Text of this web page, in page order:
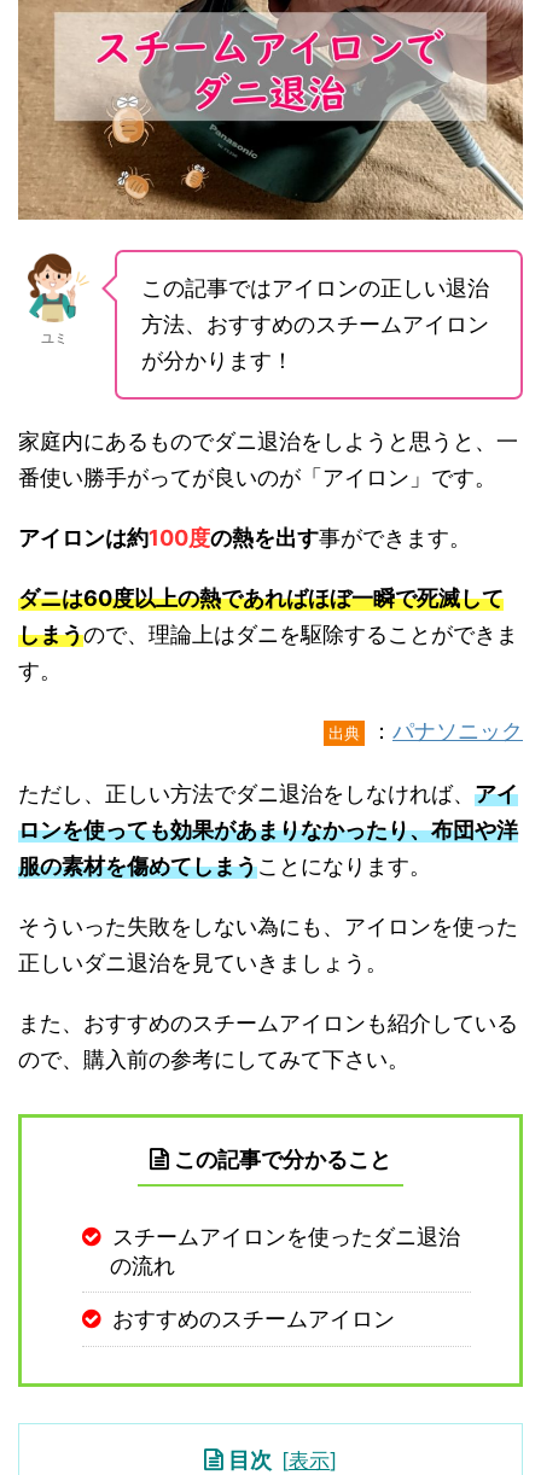
ユミ
この記事ではアイロンの正しい退治
方法、おすすめのスチームアイロン
が分かります！
家庭内にあるものでダニ退治をしようと思うと、一
番使い勝手がってが良いのが「アイロン」です。
アイロンは約100度の熱を出す事ができます。
ダニは60度以上の熱であればほぼ一瞬で死滅して
しまうので、理論上はダニを駆除することができま
す。
出典 ： パナソニック
ただし、正しい方法でダニ退治をしなければ、 アイ
ロンを使っても効果があまりなかったり、布団や洋
服の素材を傷めてしまうことになります。
そういった失敗をしない為にも、アイロンを使った
正しいダニ退治を見ていきましょう。
また、おすすめのスチームアイロンも紹介している
ので、購入前の参考にしてみて下さい。
この記事で分かること
スチームアイロンを使ったダニ退治
の流れ
おすすめのスチームアイロン
目次 [表示]